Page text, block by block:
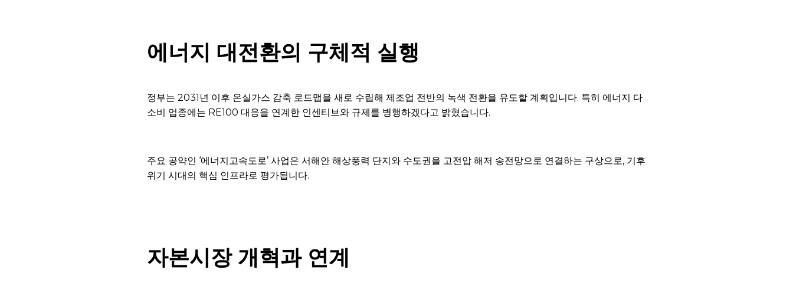
에너지 대전환의 구체적 실행
정부는 2031년 이후 온실가스 감축 로드맵을 새로 수립해 제조업 전반의 녹색 전환을 유도할 계획입니다. 특히 에너지 다
소비 업종에는 RE100 대응을 연계한 인센티브와 규제를 병행하겠다고 밝혔습니다.
주요 공약인 ‘에너지고속도로’ 사업은 서해안 해상풍력 단지와 수도권을 고전압 해저 송전망으로 연결하는 구상으로, 기후
위기 시대의 핵심 인프라로 평가됩니다.
자본시장 개혁과 연계